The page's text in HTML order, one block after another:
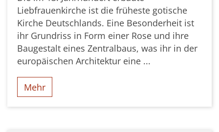
Liebfrauenkirche ist die früheste gotische
Kirche Deutschlands. Eine Besonderheit ist
ihr Grundriss in Form einer Rose und ihre
Baugestalt eines Zentralbaus, was ihr in der
europäischen Architektur eine ...
Mehr